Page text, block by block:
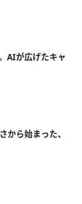
AIが広げたキャ
から始まった、